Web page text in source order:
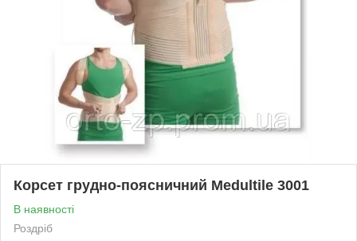
Корсет грудно-поясничний Medultile 3001
В наявності
Роздріб